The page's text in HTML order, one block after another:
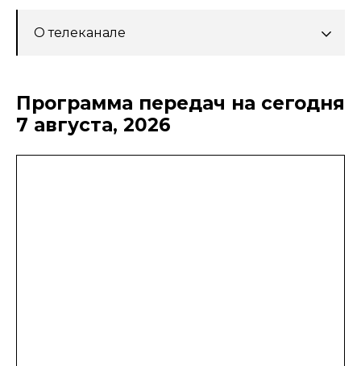
О телеканале
Программа передач на сегодня
7 августа, 2026